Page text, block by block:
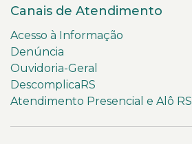
Canais de Atendimento
Acesso à Informação
Denúncia
Ouvidoria-Geral
DescomplicaRS
Atendimento Presencial e Alô RS